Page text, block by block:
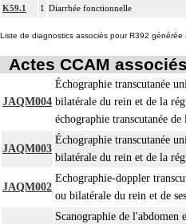
K59.1 1 Diarrhée fonctionnelle
Liste de diagnostics associés pour R392
Actes CCAM
JAQM004
Échographie transcutanée
bilatérale du rein et de la
échographie transcutanée de
JAQM003
Échographie transcutanée
bilatérale du rein et de la
JAQM002
Echographie-doppler
ou bilatérale du rein et de
Scanographie de l'abdomen